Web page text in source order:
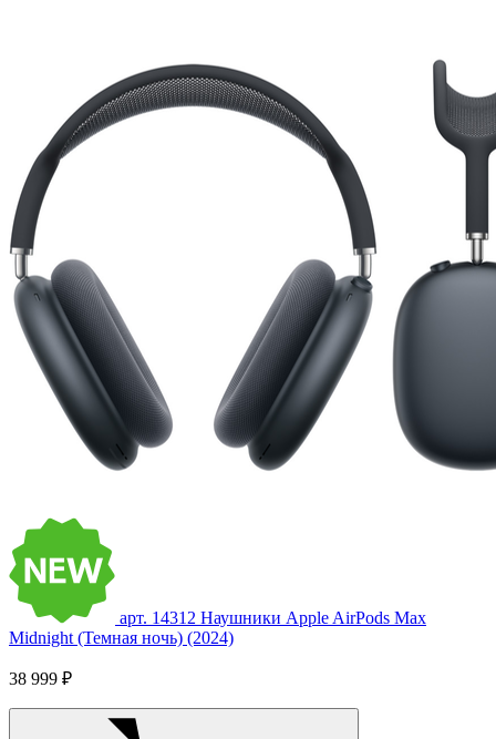
арт. 14312 Наушники Apple AirPods Max
Midnight (Темная ночь) (2024)
38 999 ₽